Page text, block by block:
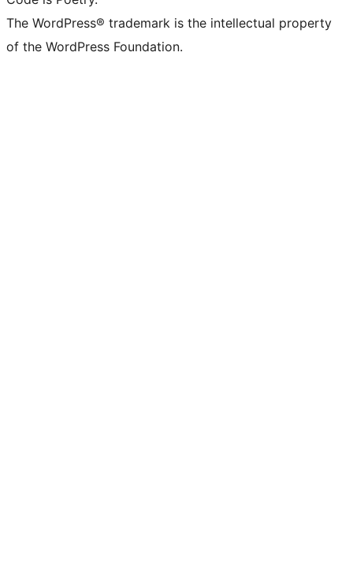
The WordPress® trademark is the intellectual property
of the WordPress Foundation.